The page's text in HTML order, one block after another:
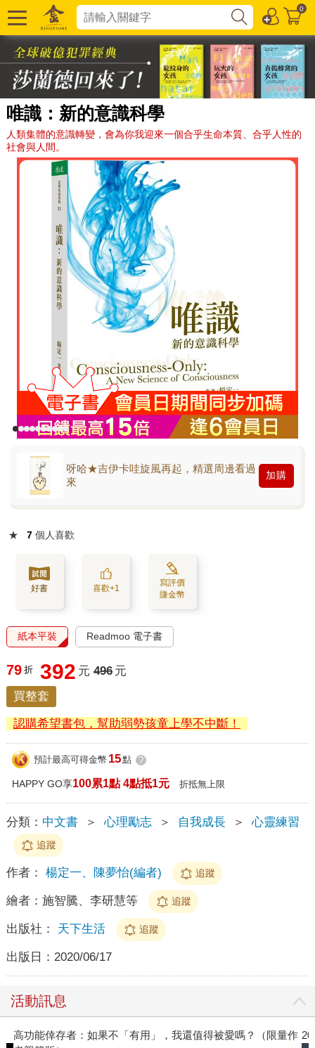
0
唯識：新的意識科學
人類集體的意識轉變，會為你我迎來一個合乎生命本質、合乎人性的
社會與人間。
呀哈★吉伊卡哇旋風再起，精選周邊看過
來
加購
★ 7 個人喜歡
好書 喜歡+1
寫評價
賺金幣
紙本平裝 Readmoo 電子書
79 折 392 元 496 元
買整套
認購希望書包，幫助弱勢孩童上學不中斷！
預計最高可得金幣 15點 ?
HAPPY GO享100累1點 4點抵1元 折抵無上限
分類： 中文書 ＞ 心理勵志 ＞ 自我成長 ＞ 心靈練習
追蹤
作者： 楊定一、陳夢怡(編者) 追蹤
繪者： 施智騰、李研慧等 追蹤
出版社： 天下生活 追蹤
出版日： 2020/06/17
活動訊息
我還值得被愛嗎？（限量作 2026年8月金石堂強力推薦